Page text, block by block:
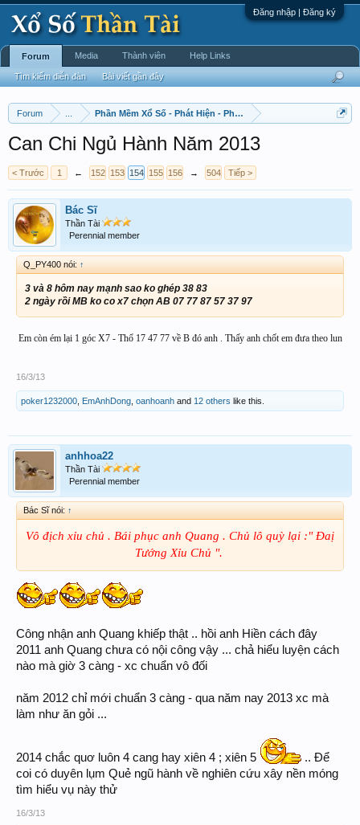
Đăng nhập | Đăng ký
Forum Phần Mềm Xổ Số - Phát Hiện - Phát Triển
Can Chi Ngủ Hành Năm 2013
< Trước 1 ← 152 153 154 155 156 → 504 Tiếp >
Bác Sĩ
Thần Tài
Perennial member
Q_PY400 nói: ↑
3 và 8 hôm nay mạnh sao ko ghép 38 83
2 ngày rồi MB ko co x7 chọn AB 07 77 87 57 37 97
Em còn ém lại 1 góc X7 - Thổ 17 47 77 về B đó anh . Thấy anh chốt em đưa theo lun
16/3/13
poker1232000 EmAnhDong oanhoanh and 12 others like this.
anhhoa22
Thần Tài
Perennial member
Bác Sĩ nói: ↑
Vô địch xỉu chủ . Bái phục anh Quang . Chủ lô quỳ lại :" Đaị
Tướng Xỉu Chủ ".
Công nhận anh Quang khiếp thật .. hồi anh Hiền cách đây
2011 anh Quang chưa có nội công vậy ... chả hiểu luyện cách
nào mà giờ 3 càng - xc chuẩn vô đối
năm 2012 chỉ mới chuẩn 3 càng - qua năm nay 2013 xc mà
làm như ăn gỏi ...
2014 chắc quơ luôn 4 cang hay xiên 4 ; xiên 5
.. Để
coi có duyên lụm Quẻ ngũ hành về nghiên cứu xây nền móng
tìm hiểu vụ này thử
16/3/13
Forum
Tìm kiếm diễn đàn Bài viết gần đây
Media Thành viên Help Links